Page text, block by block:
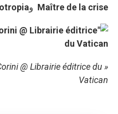
Maître de la crise وOlotropia.
@ Librairie éditrice du
Vatican